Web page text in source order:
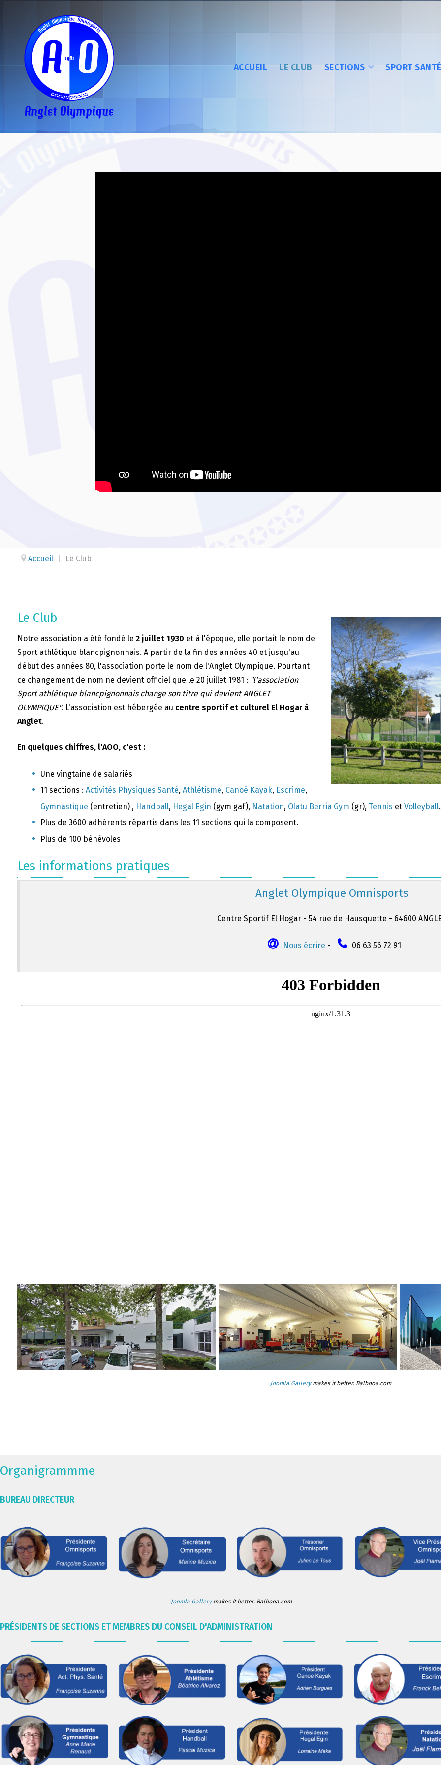
ACCUEIL LE CLUB SECTIONS SPORT SANTÉ
Accueil Le Club
Le Club
Notre association a été fondé le 2 juillet 1930 et à l'époque, elle portait le nom de
Sport athlétique blancpignonnais. A partir de la fin des années 40 et jusqu'au
début des années 80, l'association porte le nom de l'Anglet Olympique. Pourtant
ce changement de nom ne devient officiel que le 20 juillet 1981 : "l'association
Sport athlétique blancpignonnais change son titre qui devient ANGLET
OLYMPIQUE". L'association est hébergée au centre sportif et culturel El Hogar à
Anglet.
En quelques chiffres, l'AOO, c'est :
Une vingtaine de salariés
11 sections : Activités Physiques Santé, Athlétisme, Canoë Kayak, Escrime,
Gymnastique (entretien) , Handball, Hegal Egin (gym gaf), Natation, Olatu Berria Gym (gr), Tennis et Volleyball.
Plus de 3600 adhérents répartis dans les 11 sections qui la composent.
Plus de 100 bénévoles
Les informations pratiques
Anglet Olympique Omnisports
Centre Sportif El Hogar - 54 rue de Hausquette - 64600
Nous écrire - 06 63 56 72 91
Joomla Gallerymakes it better. Balbooa.com
Organigrammme
BUREAU DIRECTEUR
Joomla Gallerymakes it better. Balbooa.com
PRÉSIDENTS DE SECTIONS ET MEMBRES DU CONSEIL D'ADMINISTRATION